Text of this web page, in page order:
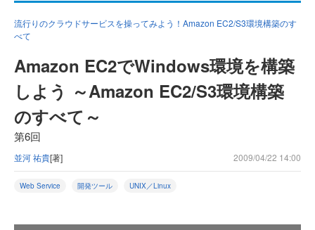
流行りのクラウドサービスを操ってみよう！Amazon EC2/S3環境構築のす
べて
Amazon EC2でWindows環境を構築
しよう ～Amazon EC2/S3環境構築
のすべて～
第6回
並河 祐貴[著] 2009/04/22 14:00
Web Service 開発ツール UNIX／Linux